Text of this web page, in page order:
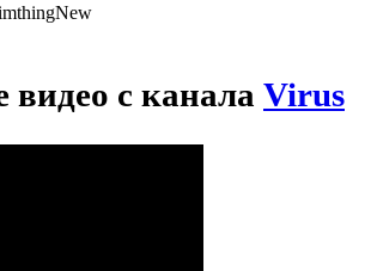
видео с канала Virus